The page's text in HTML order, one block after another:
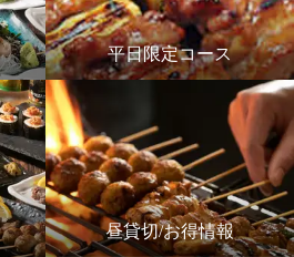
平日限定コース
昼貸切/お得情報